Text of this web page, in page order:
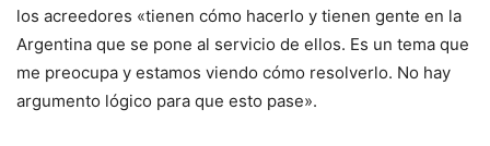
los acreedores «tienen cómo hacerlo y tienen gente en la
Argentina que se pone al servicio de ellos. Es un tema que
me preocupa y estamos viendo cómo resolverlo. No hay
argumento lógico para que esto pase».